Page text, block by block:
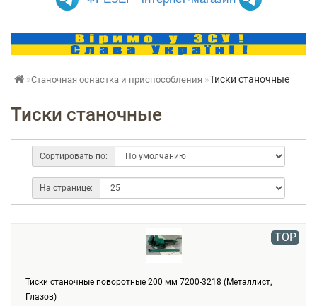
Станочная оснастка и приспособления Тиски станочные
Тиски станочные
Сортировать по:
На странице:
TOP
Тиски станочные поворотные 200 мм 7200-3218 (Металлист,
Глазов)